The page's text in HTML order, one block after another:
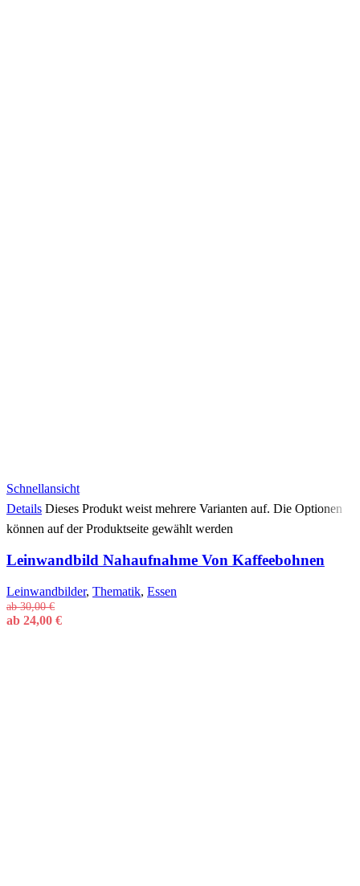
Schnellansicht
Details Dieses Produkt weist mehrere Varianten auf. Die Optionen
können auf der Produktseite gewählt werden
Leinwandbild Nahaufnahme Von Kaffeebohnen
Leinwandbilder, Thematik, Essen
ab30,00€
ab 24,00 €